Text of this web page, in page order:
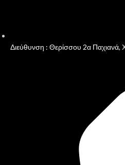
Διεύθυνση : Θερίσσου 2α Παχιανά,